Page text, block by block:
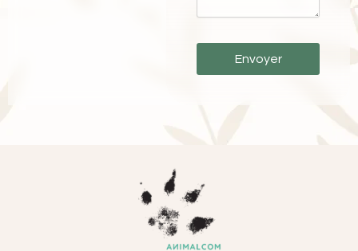
Envoyer